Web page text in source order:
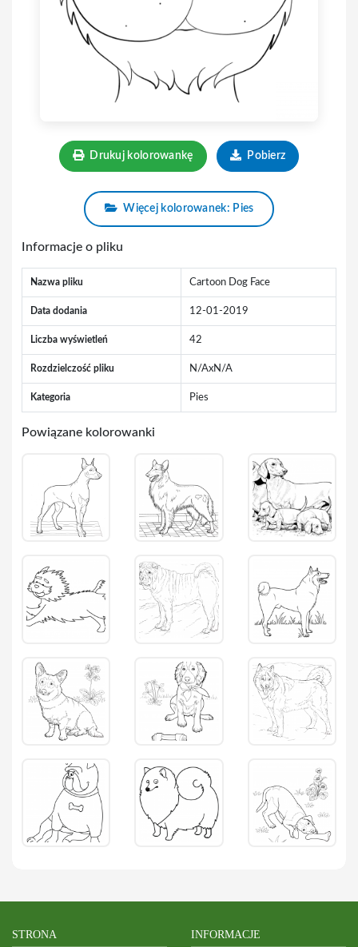
Drukuj kolorowankę Pobierz
Więcej kolorowanek: Pies
Informacje o pliku
Nazwa pliku Cartoon Dog Face
Data dodania 12-01-2019
Liczba wyświetleń 42
Rozdzielczość pliku N/AxN/A
Kategoria Pies
Powiązane kolorowanki
STRONA INFORMACJE